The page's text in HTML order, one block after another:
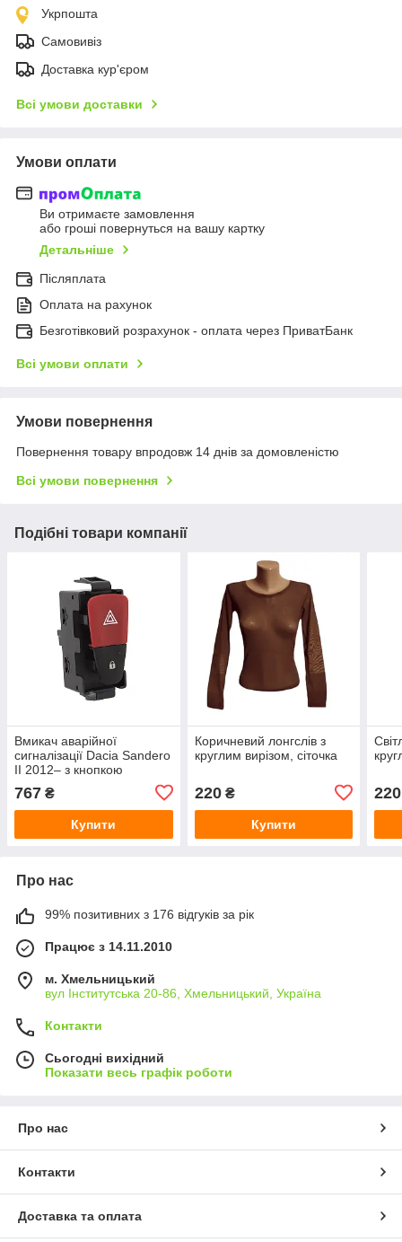
Укрпошта
Самовивіз
Доставка кур'єром
Всі умови доставки
Умови оплати
Ви отримаєте замовлення
або гроші повернуться на вашу картку
Детальніше
Післяплата
Оплата на рахунок
Безготівковий розрахунок - оплата через ПриватБанк
Всі умови оплати
Умови повернення
Повернення товару впродовж 14 днів за домовленістю
Всі умови повернення
Подібні товари компанії
Вмикач аварійної
сигналізації Dacia Sandero
II 2012– з кнопкою
червоний, 6 пінів
767 ₴
Купити
Коричневий лонгслів з
круглим вирізом, сіточка
220₴
Купити
220
Про нас
99% позитивних з 176 відгуків за рік
Працює з 14.11.2010
м. Хмельницький
вул Інститутська 20-86, Хмельницький, Україна
Контакти
Сьогодні вихідний
Показати весь графік роботи
Про нас
Контакти
Доставка та оплата